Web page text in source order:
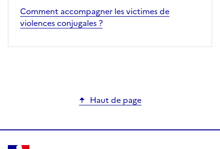
Comment accompagner les victimes de
violences conjugales ?
Haut de page